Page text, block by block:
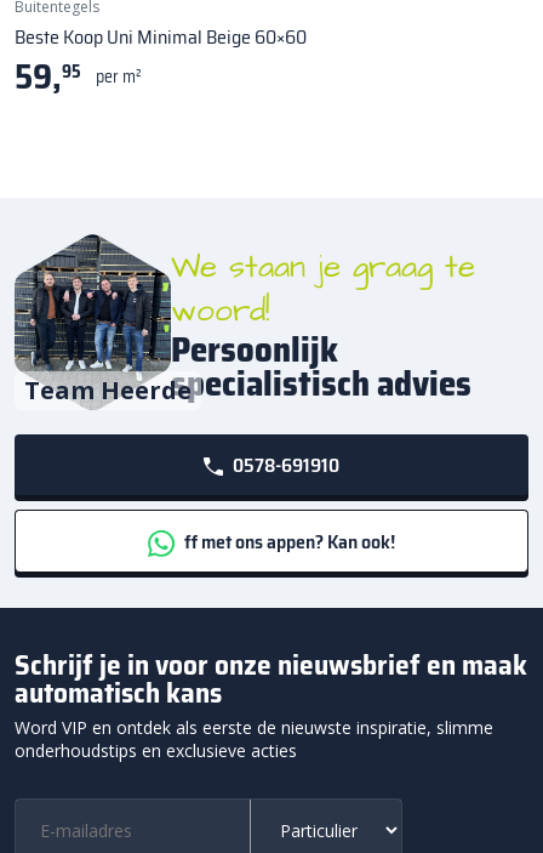
Buitentegels
Beste Koop Uni Minimal Beige 60×60
59,95 per m²
Team Heerde
We staan je graag te
woord!
Persoonlijk
specialistisch advies
0578-691910
ff met ons appen? Kan ook!
Schrijf je in voor onze nieuwsbrief en maak
automatisch kans
Word VIP en ontdek als eerste de nieuwste inspiratie, slimme
onderhoudstips en exclusieve acties